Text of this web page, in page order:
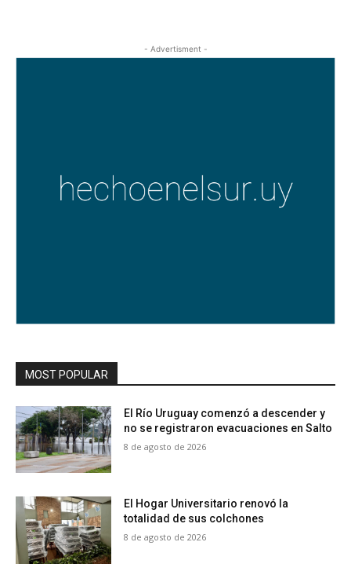
- Advertisment -
MOST POPULAR
El Río Uruguay comenzó a descender y
no se registraron evacuaciones en Salto
8 de agosto de 2026
El Hogar Universitario renovó la
totalidad de sus colchones
8 de agosto de 2026